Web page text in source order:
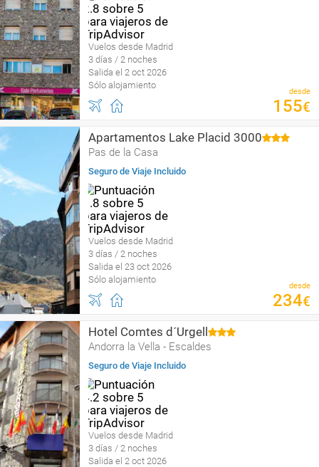
Vuelos desde Madrid
3 días / 2 noches
Salida el 2 oct 2026
Sólo alojamiento
desde
155€
Apartamentos Lake Placid 3000
Pas de la Casa
Seguro de Viaje Incluido
Vuelos desde Madrid
3 días / 2 noches
Salida el 23 oct 2026
Sólo alojamiento
desde
234€
Hotel Comtes d´Urgell
Andorra la Vella - Escaldes
Seguro de Viaje Incluido
Vuelos desde Madrid
3 días / 2 noches
Salida el 2 oct 2026